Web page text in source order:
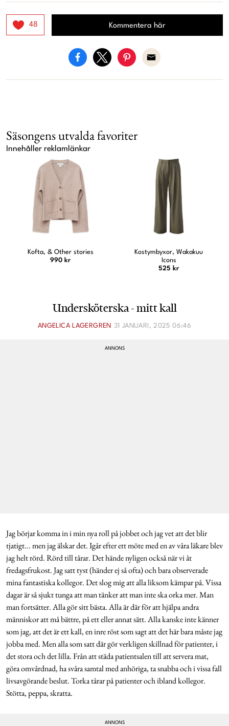
48 Kommentera här
Säsongens utvalda favoriter
Innehåller reklamlänkar
Kostymbyxor, Wakakuu
Icons
Jeansskjorta, Ellos
479 kr
Undersköterska - mitt kall
ANGELICA LAGERGREN 31 JANUARI, 2025 06:46
Jag börjar komma in i min nya roll på jobbet och jag vet att det blir
tjatigt... men jag älskar det. Igår efter ett möte med en av våra läkare blev
jag helt rörd. Rörd till tårar. Det hände nyligen också när vi åt
fredagsfrukost. Jag satt tyst (händer ej så ofta) och bara observerade
mina fantastiska kollegor. Det slog mig att alla liksom kämpar på. Vissa
dagar är så sjukt tunga att man tänker att man inte ska orka mer. Man
man fortsätter. Alla gör sitt bästa. Alla är där för att hjälpa andra
människor att må bättre, på ett eller annat sätt. Alla kanske inte känner
som jag, att det är ett kall, en inre röst som sagt att det här bara måste jag
jobba med. Men alla som satt där gör verkligen skillnad för patienter, i
det stora och det lilla. Från att städa patientsalen till att servera mat,
göra omvårdnad, ha svåra samtal med anhöriga, ta snabba och i vissa fall
livsavgörande beslut. Torka tårar på patienter och ibland kollegor.
Stötta, peppa, skratta.